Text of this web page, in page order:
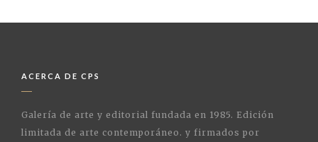
ACERCA DE CPS
Galería de arte y editorial fundada en 1985. Edición
limitada de arte contemporáneo. y firmados por